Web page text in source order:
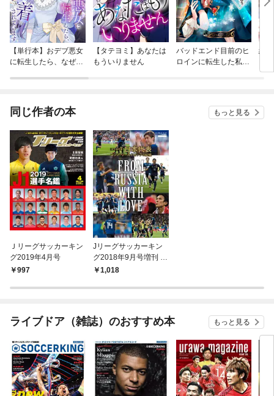
【単行本】おデブ悪女
に転生したら、なぜか
【タテヨミ】あなたは
もういりません
バッドエンド目前のヒ
ロインに転生した私、
結
同じ作者の本 もっと見る
Ｊリーグサッカーキン
グ2019年4月号
997
Jリーグサッカーキン
グ2018年9月号増刊 日
本代表 ロシア・ワール
M RUSSIA WITH LOV
1,018
ライブドア（雑誌）のおすすめ本 もっと見る